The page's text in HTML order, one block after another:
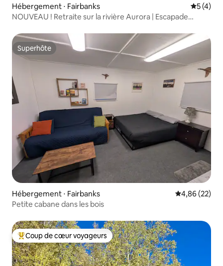
Hébergement ⋅ Fairbanks
5 (4)
NOUVEAU ! Retraite sur la rivière Aurora | Escapade
Superhôte
Superhôte
Hébergement ⋅ Fairbanks Évaluation
4,86 (22)
Petite cabane dans les bois
Coups de cœur voyageurs les plus appréciés
Coup de cœur voyageurs